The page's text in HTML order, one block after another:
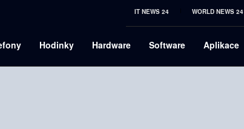
IT NEWS 24 WORLD NEWS 24
Hodinky Hardware Software Aplikace